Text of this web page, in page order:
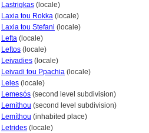
Lastrigkas (locale)
Laxia tou Rokka (locale)
Laxia tou Stefani (locale)
Lefta (locale)
Leftos (locale)
Leivadies (locale)
Leivadi tou Ppachia (locale)
Leles (locale)
Lemesós (second level subdivision)
Lemíthou (second level subdivision)
Lemíthou (inhabited place)
Letrides (locale)